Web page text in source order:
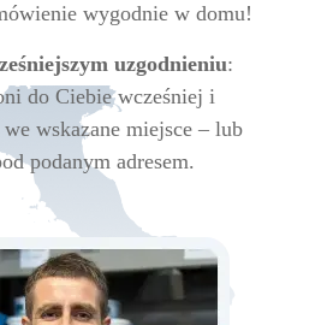
wygodnie w domu!
uzgodnieniu:
do Ciebie wcześniej i
wskazane miejsce – lub
podanym adresem.